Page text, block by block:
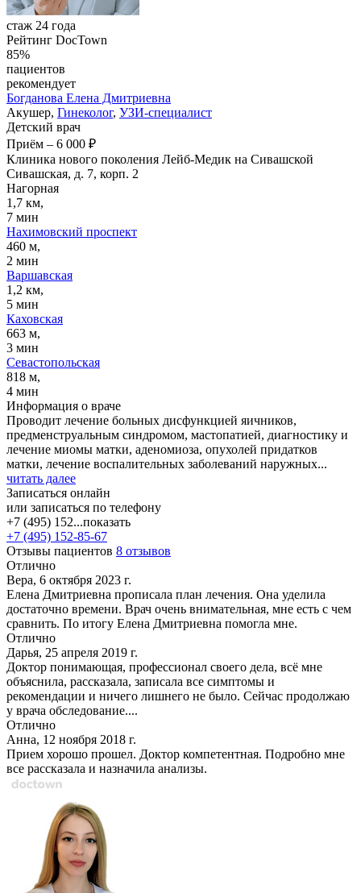
стаж 24 года
Рейтинг DocTown
85%
пациентов
рекомендует
Богданова Елена Дмитриевна
Акушер, Гинеколог, УЗИ-специалист
Детский врач
Приём – 6 000 ₽
Клиника нового поколения Лейб-Медик на Сивашской
Сивашская, д. 7, корп. 2
Нагорная
1,7 км,
7 мин
Нахимовский проспект
460 м,
2 мин
Варшавская
1,2 км,
5 мин
Каховская
663 м,
3 мин
Севастопольская
818 м,
4 мин
Информация о враче
Проводит лечение больных дисфункцией яичников,
предменструальным синдромом, мастопатией, диагностику и
лечение миомы матки, аденомиоза, опухолей придатков
матки, лечение воспалительных заболеваний наружных...
читать далее
Записаться онлайн
или записаться по телефону
+7 (495) 152...показать
+7 (495) 152-85-67
Отзывы пациентов 8 отзывов
Отлично
Вера, 6 октября 2023 г.
Елена Дмитриевна прописала план лечения. Она уделила
достаточно времени. Врач очень внимательная, мне есть с чем
сравнить. По итогу Елена Дмитриевна помогла мне.
Отлично
Дарья, 25 апреля 2019 г.
Доктор понимающая, профессионал своего дела, всё мне
объяснила, рассказала, записала все симптомы и
рекомендации и ничего лишнего не было. Сейчас продолжаю
у врача обследование....
Отлично
Анна, 12 ноября 2018 г.
Прием хорошо прошел. Доктор компетентная. Подробно мне
все рассказала и назначила анализы.